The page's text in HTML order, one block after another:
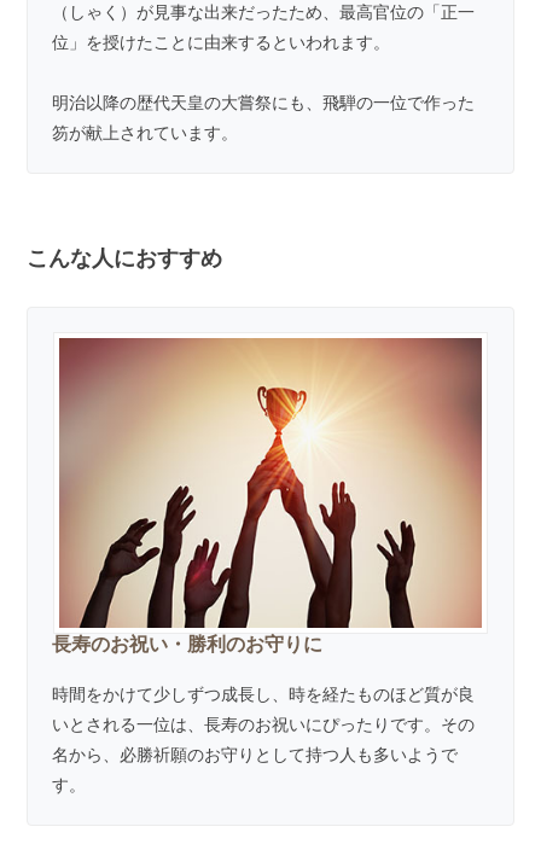
（しゃく）が見事な出来だったため、最高官位の「正一
位」を授けたことに由来するといわれます。
明治以降の歴代天皇の大嘗祭にも、飛騨の一位で作った
笏が献上されています。
こんな人におすすめ
長寿のお祝い・勝利のお守りに
時間をかけて少しずつ成長し、時を経たものほど質が良
いとされる一位は、長寿のお祝いにぴったりです。その
名から、必勝祈願のお守りとして持つ人も多いようで
す。